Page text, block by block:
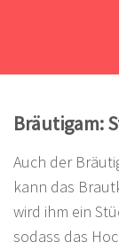
Bräutigam:
Auch der
kann das
wird ihm ein
sodass das